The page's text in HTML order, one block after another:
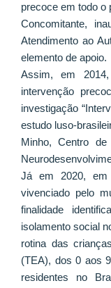
precoce em todo o
Concomitante,
Atendimento ao
elemento de apoio.
Assim, em
intervenção
investigação
estudo luso-
Minho, Centro
Já em 2020, em
vivenciado pelo
finalidade
isolamento social
rotina das
(TEA), dos 0 aos
residentes no